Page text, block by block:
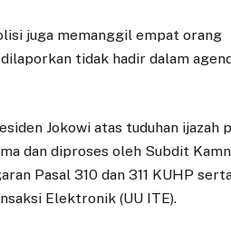
juga memanggil empat orang
tidak hadir dalam
Jokowi atas tuduhan ijazah
dan diproses oleh Subdit
Pasal 310 dan 311 KUHP
Elektronik (UU ITE).